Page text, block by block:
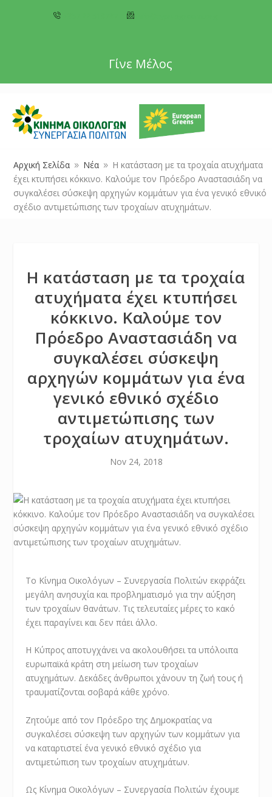
Γίνε Μέλος
Αρχική Σελίδα 9 Νέα 9
Η κατάσταση με τα τροχαία ατυχήματα
έχει κτυπήσει κόκκινο. Καλούμε τον Πρόεδρο Αναστασιάδη να
συγκαλέσει σύσκεψη αρχηγών κομμάτων για ένα γενικό εθνικό
σχέδιο αντιμετώπισης των τροχαίων ατυχημάτων.
Η κατάσταση με τα τροχαία
ατυχήματα έχει κτυπήσει
κόκκινο. Καλούμε τον
Πρόεδρο Αναστασιάδη να
συγκαλέσει σύσκεψη
αρχηγών κομμάτων για ένα
γενικό εθνικό σχέδιο
αντιμετώπισης των
τροχαίων ατυχημάτων.
Nov 24, 2018
Το Κίνημα Οικολόγων – Συνεργασία Πολιτών εκφράζει
μεγάλη ανησυχία και προβληματισμό για την αύξηση
των τροχαίων θανάτων. Τις τελευταίες μέρες το κακό
έχει παραγίνει και δεν πάει άλλο.
Η Κύπρος αποτυγχάνει να ακολουθήσει τα υπόλοιπα
ευρωπαϊκά κράτη στη μείωση των τροχαίων
ατυχημάτων. Δεκάδες άνθρωποι χάνουν τη ζωή τους ή
τραυματίζονται σοβαρά κάθε χρόνο.
Ζητούμε από τον Πρόεδρο της Δημοκρατίας να
συγκαλέσει σύσκεψη των αρχηγών των κομμάτων για
να καταρτιστεί ένα γενικό εθνικό σχέδιο για
αντιμετώπιση των τροχαίων ατυχημάτων.
Ως Κίνημα Οικολόγων – Συνεργασία Πολιτών έχουμε